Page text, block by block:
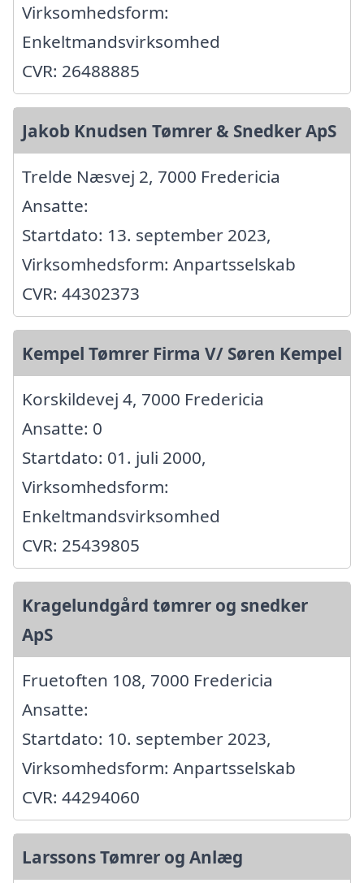
Virksomhedsform:
Enkeltmandsvirksomhed
CVR: 26488885
Jakob Knudsen Tømrer & Snedker ApS
Trelde Næsvej 2, 7000 Fredericia
Ansatte:
Startdato: 13. september 2023,
Virksomhedsform: Anpartsselskab
CVR: 44302373
Kempel Tømrer Firma V/ Søren Kempel
Korskildevej 4, 7000 Fredericia
Ansatte: 0
Startdato: 01. juli 2000,
Virksomhedsform:
Enkeltmandsvirksomhed
CVR: 25439805
Kragelundgård tømrer og snedker
ApS
Fruetoften 108, 7000 Fredericia
Ansatte:
Startdato: 10. september 2023,
Virksomhedsform: Anpartsselskab
CVR: 44294060
Larssons Tømrer og Anlæg